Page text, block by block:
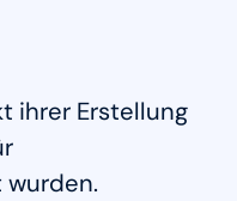
ihrer Erstellung